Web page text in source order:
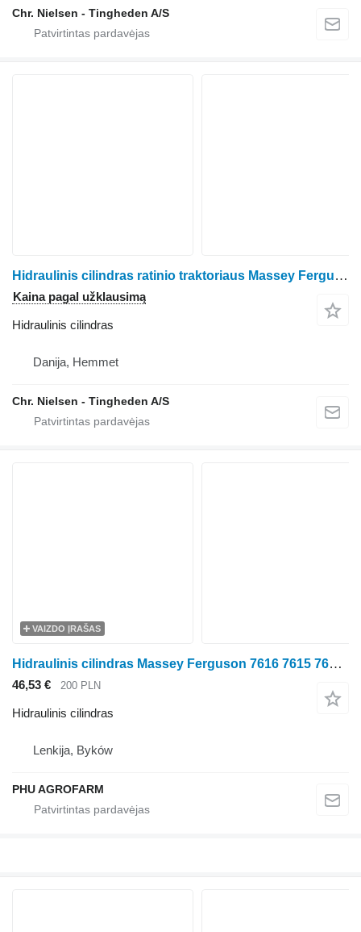
Chr. Nielsen - Tingheden A/S
Hidraulinis cilindras ratinio traktoriaus Massey Ferguson Valtra
Kaina pagal užklausimą
Hidraulinis cilindras
Danija, Hemmet
Chr. Nielsen - Tingheden A/S
VAIZDO ĮRAŠAS
Hidraulinis cilindras Massey Ferguson 7616 7615 7618 parts, ersatzteile, pieces ratinio traktoriaus Massey Ferguson 7616 7615 7618
46,53 € 200 PLN
Hidraulinis cilindras
Lenkija, Byków
PHU AGROFARM